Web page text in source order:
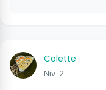
Colette
Niv. 2